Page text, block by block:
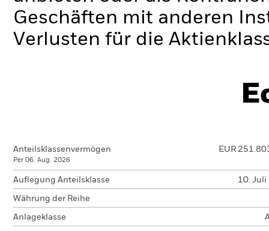
Geschäften mit anderen
Verlusten für die
Anteilsklassenvermögen
Per 06. Aug. 2026
EUR
Auflegung Anteilsklasse 10. Juli
Währung der Reihe
Anlageklasse